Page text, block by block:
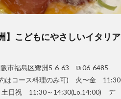
】こどもにやさしいイタリア
市福島区鷺洲5-6-63 ⧉ 06-6485-
はコース料理のみ可) 火〜金 11:30
土日祝 11:30～14:30(Lo.14:00) デ